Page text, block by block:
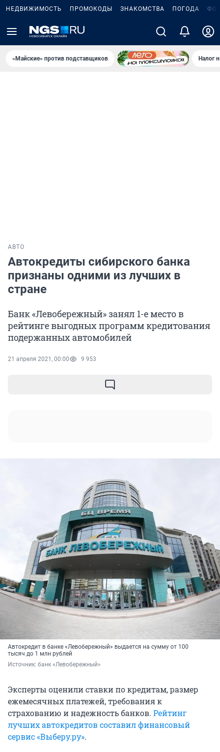
НЕДВИЖИМОСТЬ ПРОМОКОДЫ ЗНАКОМСТВА ПОГОДА
«Майские» против подставщиков Налог
АВТО
Автокредиты сибирского банка
признаны одними из лучших в
стране
Банк «Левобережный» занял 1-е место в
рейтинге выгодных программ кредитования
подержанных автомобилей
21 апреля 2021, 00:00 9 953
Автокредит в банке «Левобережный» выдается на сумму от 100
тысяч до 1 млн рублей
Источник: банк «Левобережный»
Эксперты оценили ставки по кредитам, размер
ежемесячных платежей, требования к
страхованию и надежность банков. Рейтинг
лучших автокредитов составил финансовый
сервис «Выберу.ру».